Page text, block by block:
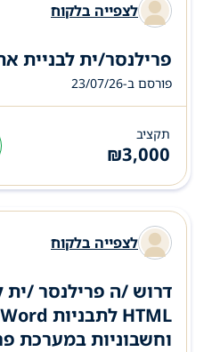
לצפייה בלקוח
פרילנסר/ית לבניית
פורסם ב-23/07/26
תקציב
₪3,000
לצפייה בלקוח
דרוש /ה פרילנסר /ית
וחשבוניות במערכת